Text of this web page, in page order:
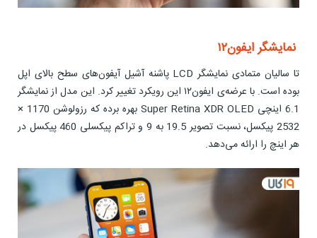
نمایشگر ایفون۱۲
تا سالیان متمادی نمایشگر LCD پاشنه آشیل آیفون‌های سطح بالای اپل
بوده است. با عرضه‌ی ایفون۱۲ این رویکرد تغییر کرد. این مدل از نمایشگر
6.1 اینچی Super Retina XDR OLED بهره برده که رزولوشن 1170 ×
2532 پیکسل، نسبت تصویر 19.5 به 9 و تراکم پیکسلی 460 پیکسل در
هر اینچ را ارائه می‌دهد.